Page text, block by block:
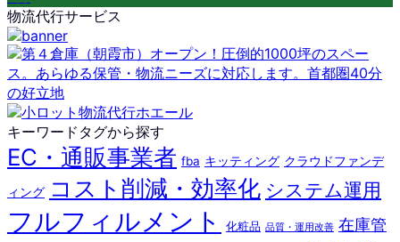
物流代行サービス
キーワードタグから探す
EC・通販事業者 fba キッティング クラウドファンデ
ィング コスト削減・効率化 システム運用
フルフィルメント 化粧品 品質・運用改善 在庫管